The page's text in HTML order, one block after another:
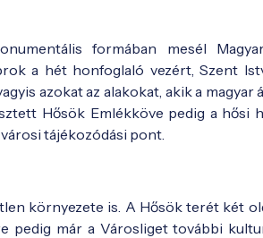
formában mesél
a hét honfoglaló vezért, Szent
azokat az alakokat, akik a magyar
Hősök Emlékköve pedig a hősi
tájékozódási pont.
környezete is. A Hősök terét két
pedig már a Városliget további